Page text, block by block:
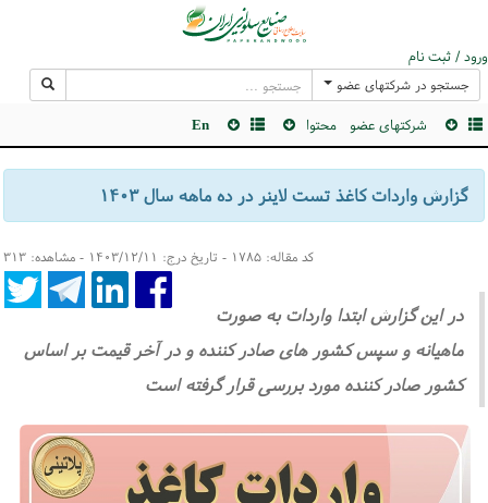
ورود / ثبت نام
جستجو در شرکتهای عضو
شرکتهای عضو محتوا En
گزارش واردات کاغذ تست لاینر در ده ماهه سال ۱۴۰۳
کد مقاله: ۱۷۸۵ - تاریخ درج: ۱۴۰۳/۱۲/۱۱ - مشاهده: ۳۱۳
در این گزارش ابتدا واردات به صورت
ماهیانه و سپس کشور های صادر کننده و در آخر قیمت بر اساس
کشور صادر کننده مورد بررسی قرار گرفته است